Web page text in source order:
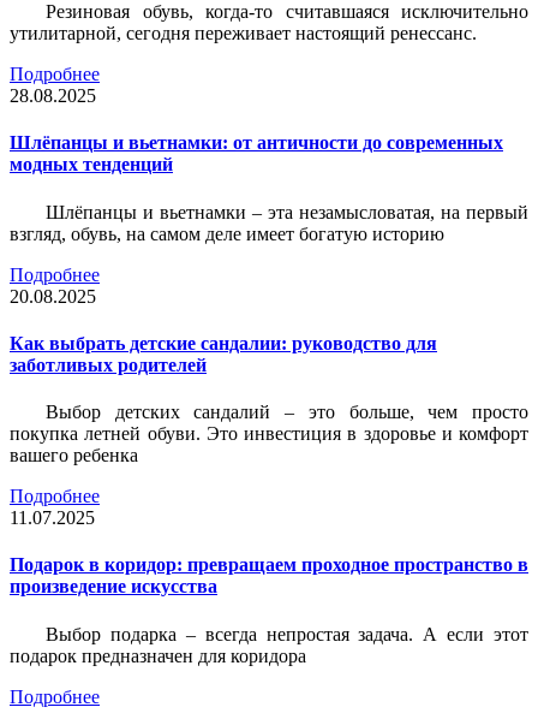
Резиновая обувь, когда-то считавшаяся исключительно
утилитарной, сегодня переживает настоящий ренессанс.
Подробнее
28.08.2025
Шлёпанцы и вьетнамки: от античности до современных
модных тенденций
Шлёпанцы и вьетнамки – эта незамысловатая, на первый
взгляд, обувь, на самом деле имеет богатую историю
Подробнее
20.08.2025
Как выбрать детские сандалии: руководство для
заботливых родителей
Выбор детских сандалий – это больше, чем просто
покупка летней обуви. Это инвестиция в здоровье и комфорт
вашего ребенка
Подробнее
11.07.2025
Подарок в коридор: превращаем проходное пространство в
произведение искусства
Выбор подарка – всегда непростая задача. А если этот
подарок предназначен для коридора
Подробнее